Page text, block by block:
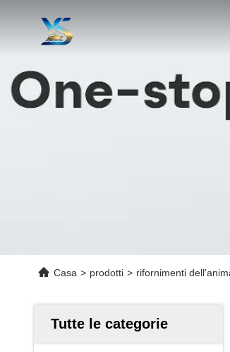
Casa > prodotti > rifornimenti
Tutte le categorie